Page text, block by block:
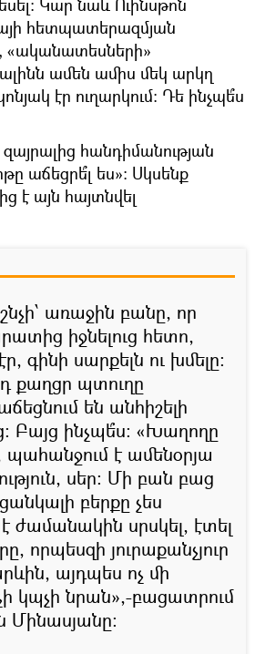
Կար նաև Ուինսթոն
հետպատերազմյան
«ականատեսների»
ամեն ամիս մեկ արկղ
էր ուղարկում։ Դե ինչպե՞ս
հանդիմանության
աճեցրե՞լ ես»։ Սկսենք
է այն հայտնվել
առաջին բանը, որ
իջնելուց հետո,
գինի սարքելն ու խմելը։
քաղցր պտուղը
են անհիշելի
Բայց ինչպե՞ս։ «Խաղողը
է ամենօրյա
սեր։ Մի բան բաց
բերքը չես
սրսկել, էտել
որպեսզի յուրաքանչյուր
այդպես ոչ մի
կպչի նրան»,-բացատրում
Մինասյանը։